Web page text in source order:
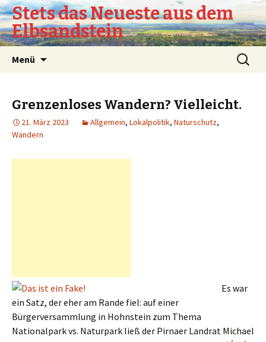
Stets das Neueste aus dem
Elbsandstein
Menü
Suchen
nach:
Grenzenloses Wandern? Vielleicht.
21. März 2023 Allgemein, Lokalpolitik, Naturschutz,
Wandern
Es war
ein Satz, der eher am Rande fiel: auf einer
Bürgerversammlung in Hohnstein zum Thema
Nationalpark vs. Naturpark ließ der Pirnaer Landrat Michael